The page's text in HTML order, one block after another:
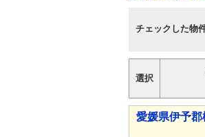
チェックした物
選択
愛媛県伊予郡